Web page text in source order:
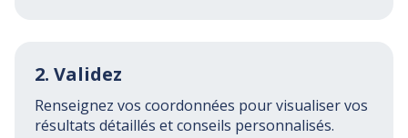
2. Validez
Renseignez vos coordonnées pour visualiser vos
résultats détaillés et conseils personnalisés.